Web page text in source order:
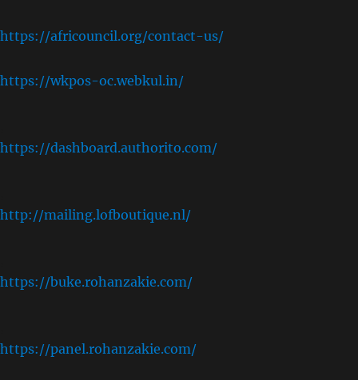
https://africouncil.org/contact-us/
https://wkpos-oc.webkul.in/
https://dashboard.authorito.com/
http://mailing.lofboutique.nl/
https://buke.rohanzakie.com/
https://panel.rohanzakie.com/